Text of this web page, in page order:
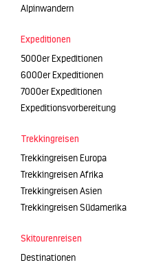
Alpinwandern
Expeditionen
5000er Expeditionen
6000er Expeditionen
7000er Expeditionen
Expeditionsvorbereitung
Trekkingreisen
Trekkingreisen Europa
Trekkingreisen Afrika
Trekkingreisen Asien
Trekkingreisen Südamerika
Skitourenreisen
Destinationen